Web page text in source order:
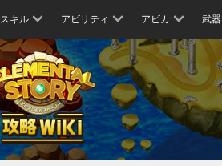
スキル アビリティ アビカ 武器